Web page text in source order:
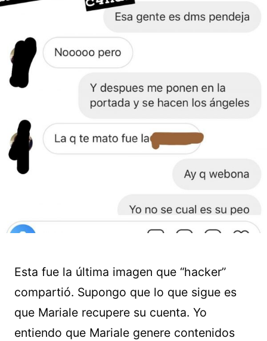
Esta fue la última imagen que “hacker”
compartió. Supongo que lo que sigue es
que Mariale recupere su cuenta. Yo
entiendo que Mariale genere contenidos